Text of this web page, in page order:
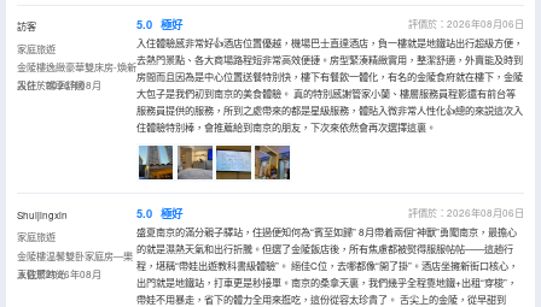
訪客
家庭旅遊
金陵樓逸緻豪華雙床房-煥新
設計，暢享舒適
入住於2026年08月
5.0 極好
評價於：2026年08月06日
入住體驗感非常好👍酒店位置優越，機場巴士直達酒店，負一樓就是地鐵站出行超級方便，
去熱門景點、各大商場路程短非常高效便捷。房型緊湊精緻實用，整潔舒適，外賣能及時到
房間而且因為是中心位置送餐特別快，樓下有餐飲一體化，有名的金陵食府就在樓下，金陵
大包子是我們初到南京的美食體驗。 真的特別感謝管家小蘭、樓層服務員程影還有前台等
服務員提供的服務，所到之處帶來的都是星級服務，體貼入微非常人性化👍總的來説這次入
住體驗特別棒，會推薦給到南京的朋友，下次來依然會再次選擇這裏。
Shuijingxin
家庭旅遊
金陵樓温馨雙卧家庭房—樂
享歡聚時光
入住於2026年08月
5.0 極好
評價於：2026年08月06日
盛夏南京的滿分親子驛站，住過便知何為“賓至如歸” 8月帶着兩個“神獸”勇闖南京，最擔心
的就是濕熱天氣和出行折騰。但選了金陵飯店後，所有焦慮都被熨得服服帖帖——這趟行
程，堪稱“帶娃出遊教科書級體驗”。 絕佳C位，去哪都像“開了掛”。酒店坐擁新街口核心，
出門就是地鐵站，打車更是秒接單。南京的桑拿天裏，我們幾乎全程靠地鐵+出租“穿梭”，
帶娃不用暴走，省下的體力全用來逛吃，這份從容太珍貴了。 舌尖上的金陵，從早甜到